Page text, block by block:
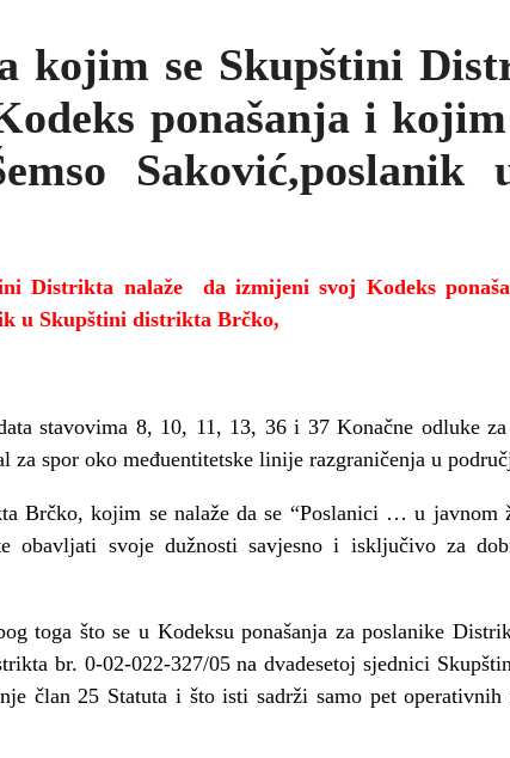
kojim se Skupštini
ponašanja i kojim
Saković,poslanik
Distrikta nalaže da izmijeni svoj Kodeks
u Skupštini distrikta Brčko,
stavovima 8, 10, 11, 13, 36 i 37 Konačne odluke
spor oko međuentitetske linije razgraničenja u
Brčko, kojim se nalaže da se “Poslanici … u javnom
obavljati svoje dužnosti savjesno i isključivo za
toga što se u Kodeksu ponašanja za poslanike
br. 0-02-022-327/05 na dvadesetoj sjednici
član 25 Statuta i što isti sadrži samo pet